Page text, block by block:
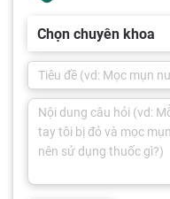
Chọn chuyên khoa